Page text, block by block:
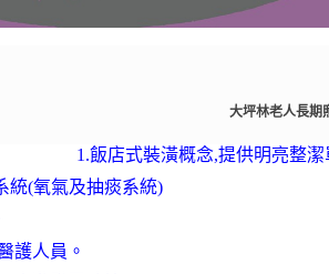
大坪林老人長期
1.飯店式裝潢概念,提供明亮整
統(氧氣及抽痰系統)
護人員。